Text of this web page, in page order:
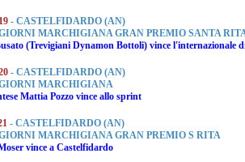
- CASTELFIDARDO (AN)
MARCHIGIANA GRAN PREMIO SANTA
(Trevigiani Dynamon Bottoli) vince l'internazionale
- CASTELFIDARDO (AN)
MARCHIGIANA
Mattia Pozzo vince allo sprint
- CASTELFIDARDO (AN)
MARCHIGIANA GRAN PREMIO S RITA
vince a Castelfidardo